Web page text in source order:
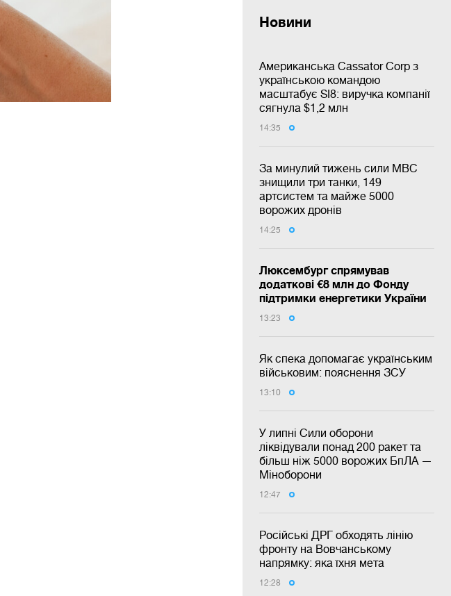
Новини
Американська Cassator Corp з
українською командою
масштабує SI8: виручка компанії
сягнула $1,2 млн
14:35
За минулий тижень сили МВС
знищили три танки, 149
артсистем та майже 5000
ворожих дронів
14:25
Люксембург спрямував
додаткові €8 млн до Фонду
підтримки енергетики України
13:23
Як спека допомагає українським
військовим: пояснення ЗСУ
13:10
У липні Сили оборони
ліквідували понад 200 ракет та
більш ніж 5000 ворожих БпЛА —
Міноборони
12:47
Російські ДРГ обходять лінію
фронту на Вовчанському
напрямку: яка їхня мета
12:28